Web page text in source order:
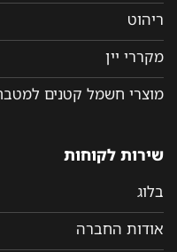
ריהוט
מקררי יין
מוצרי חשמל קטנים למטבח
שירות לקוחות
בלוג
אודות החברה